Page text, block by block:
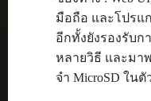
มือถือ และโปรแก
อีกทั้งยังรองรับก
หลายวิธี และมา
จำ MicroSD ในตั